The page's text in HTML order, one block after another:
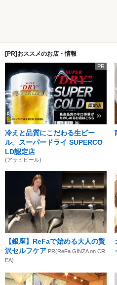
[PR]おススメのお店・情報
PR
冷えと品質にこだわる生ビー
ル。スーパードライ SUPERCO
LD認定店
(アサヒビール)
【銀座】ReFaで始める大人の贅
沢セルフケア PR(ReFa GINZA on CR
EA)